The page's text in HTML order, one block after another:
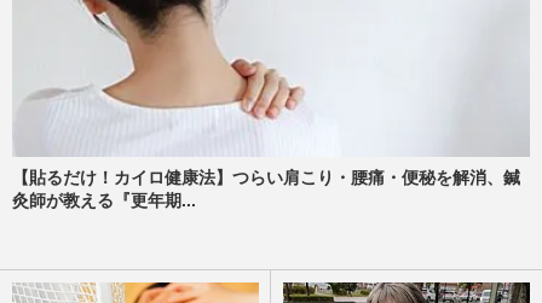
【貼るだけ！カイロ健康法】つらい肩こり・腰痛・便秘を解消、鍼
灸師が教える『更年期...